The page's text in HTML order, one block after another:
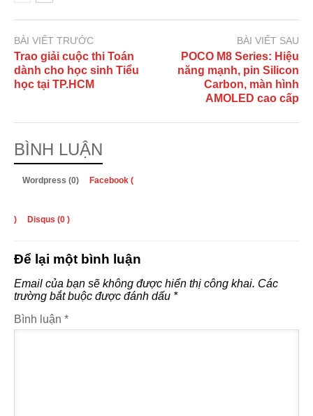
BÀI VIẾT TRƯỚC
Trao giải cuộc thi Toán
dành cho học sinh Tiểu
học tại TP.HCM
BÀI VIẾT SAU
POCO M8 Series: Hiệu
năng mạnh, pin Silicon
Carbon, màn hình
AMOLED cao cấp
BÌNH LUẬN
Wordpress (0) Facebook (
) Disqus (0 )
Để lại một bình luận
Email của bạn sẽ không được hiển thị công khai. Các
trường bắt buộc được đánh dấu *
Bình luận *